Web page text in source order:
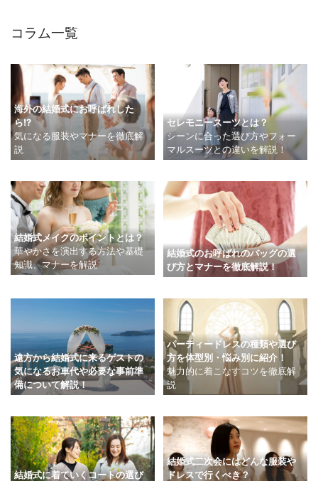
コラム一覧
海外の結婚式にお呼ばれした
ら!?
気になる服装やマナーを徹底解
説
セレモニースーツとは？
シーンに合った選び方やフォー
マルスーツとの違いを解説！
結婚式メイクのポイントとは？
華やかさを演出する方法や基礎
知識、マナーを解説
結婚式のお呼ばれのバッグの選
び方とマナーを徹底解説！
遠方から結婚式に来るゲストの
気になるお車代や必要な事前準
備について解説！
パーティードレスの種類や選び
方を体型別・悩み別に紹介！
魅力的に着こなすコツを徹底解
説
結婚式に着ていくコートの選び
結婚式二次会にはどんな服装や
ドレスで行くべき？